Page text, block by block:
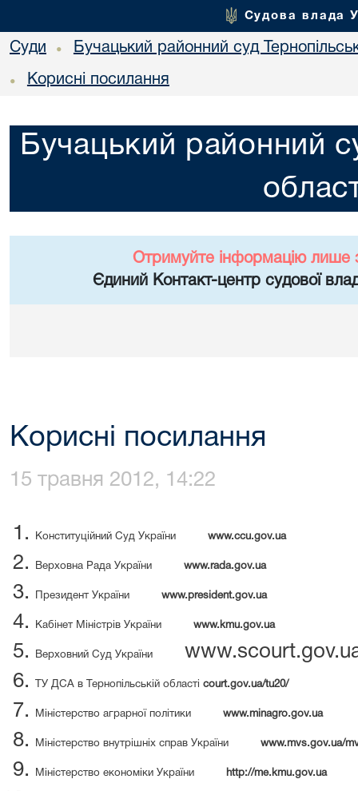
Судова влада
Суди • Бучацький районний суд
• Корисні посилання
Бучацький районний
Отримуйте інформацію лише
Єдиний Контакт-центр судової
Корисні посилання
15 травня 2012, 14:22
Конституційний Суд України www.ccu.gov.ua
Верховна Рада України www.rada.gov.ua
Президент України www.president.gov.ua
Кабінет Міністрів України www.kmu.gov.ua
Верховний Суд України
ТУ ДСА в Тернопільській області court.gov.ua/tu20/
Міністерство аграрної політики www.minagro.gov.ua
Міністерство внутрішніх справ України www.mvs.gov.ua/
Міністерство економіки України http://me.kmu.gov.ua